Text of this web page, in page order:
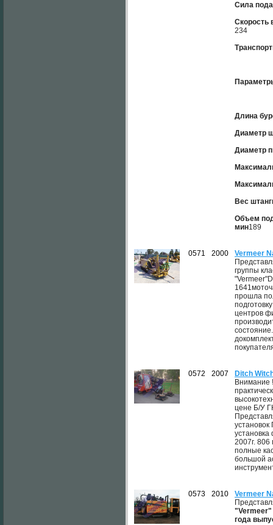
Сила
Скорость
234
Длина
Диаметр
Диаметр
Вес
Объем
мин189
0571 2000
Vermeer
группы
прошла
центров
0572 2007
Ditch
Внимание
цене Б/У
2007г. 806
полные
большой
0573 2010
Vermeer
"Vermeer"
года